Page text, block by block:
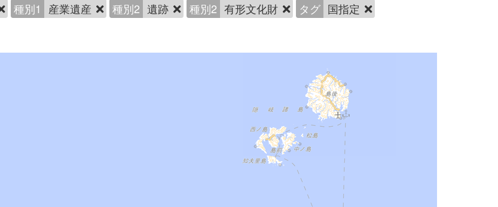
種別1 産業遺産 種別2 遺跡 種別2 有形文化財 タグ 国指定